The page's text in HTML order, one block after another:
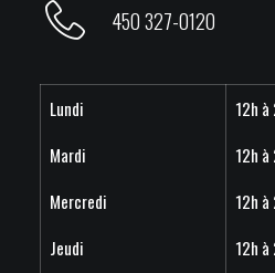
450 327-0120
Lundi
12h
Mardi
12h
Mercredi
12h
Jeudi
12h